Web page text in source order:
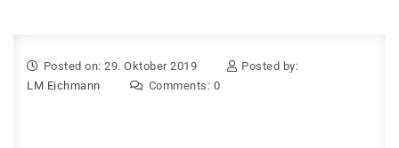
Posted on: 29. Oktober 2019
Posted by:
LM Eichmann
Comments: 0